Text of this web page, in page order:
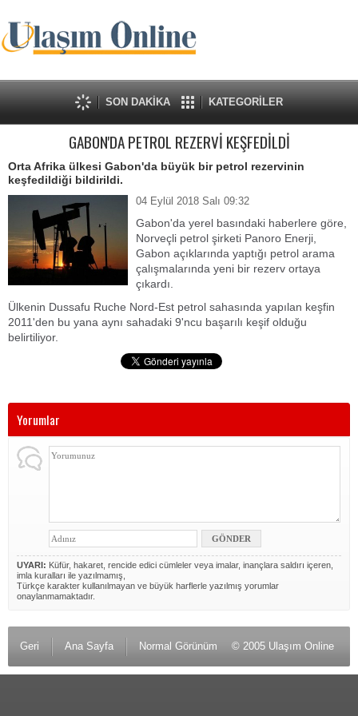
SON DAKİKA KATEGORİLER
GABON'DA PETROL REZERVİ KEŞFEDİLDİ
Orta Afrika ülkesi Gabon'da büyük bir petrol rezervinin
keşfedildiği bildirildi.
04 Eylül 2018 Salı 09:32
Gabon'da yerel basındaki haberlere göre,
Norveçli petrol şirketi Panoro Enerji,
Gabon açıklarında yaptığı petrol arama
çalışmalarında yeni bir rezerv ortaya
çıkardı.
Ülkenin Dussafu Ruche Nord-Est petrol sahasında yapılan keşfin
2011'den bu yana aynı sahadaki 9'ncu başarılı keşif olduğu
belirtiliyor.
Yorumlar
UYARI: Küfür, hakaret, rencide edici cümleler veya imalar, inançlara saldırı içeren,
imla kuralları ile yazılmamış,
Türkçe karakter kullanılmayan ve büyük harflerle yazılmış yorumlar
onaylanmamaktadır.
Geri Ana Sayfa Normal Görünüm © 2005 Ulaşım Online